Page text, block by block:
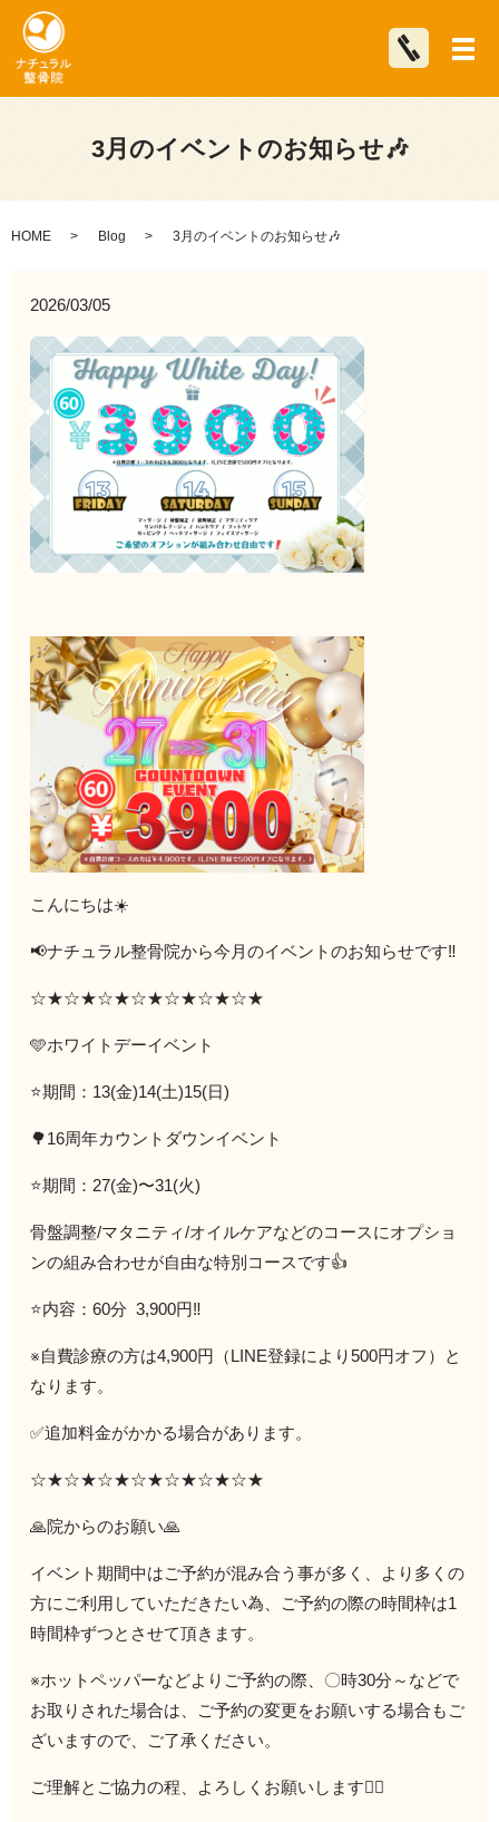
メ
3月のイベントのお知らせ🎶
HOME Blog 3月のイベントのお知らせ🎶
2026/03/05
こんにちは☀️
📢ナチュラル整骨院から今月のイベントのお知らせです‼️
☆★☆★☆★☆★☆★☆★☆★
🩵ホワイトデーイベント
⭐️期間：13(金)14(土)15(日)
🌳16周年カウントダウンイベント
⭐️期間：27(金)〜31(火)
骨盤調整/マタニティ/オイルケアなどのコースにオプショ
ンの組み合わせが自由な特別コースです👍
⭐️内容：60分 3,900円‼️
※自費診療の方は4,900円（LINE登録により500円オフ）と
なります。
✅追加料金がかかる場合があります。
☆★☆★☆★☆★☆★☆★☆★
🙏院からのお願い🙏
イベント期間中はご予約が混み合う事が多く、より多くの
方にご利用していただきたい為、ご予約の際の時間枠は1
時間枠ずつとさせて頂きます。
※ホットペッパーなどよりご予約の際、〇時30分～などで
お取りされた場合は、ご予約の変更をお願いする場合もご
ざいますので、ご了承ください。
ご理解とご協力の程、よろしくお願いします🙇‍♀️